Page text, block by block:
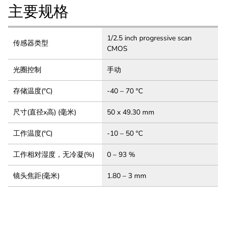
主要规格
传感器类型
1/2.5 inch progressive scan
CMOS
光圈控制 手动
存储温度(°C) -40 – 70 °C
尺寸(直径x高) (毫米) 50 x 49.30 mm
工作温度(°C) -10 – 50 °C
工作相对湿度，无冷凝(%) 0 – 93 %
镜头焦距(毫米) 1.80 – 3 mm